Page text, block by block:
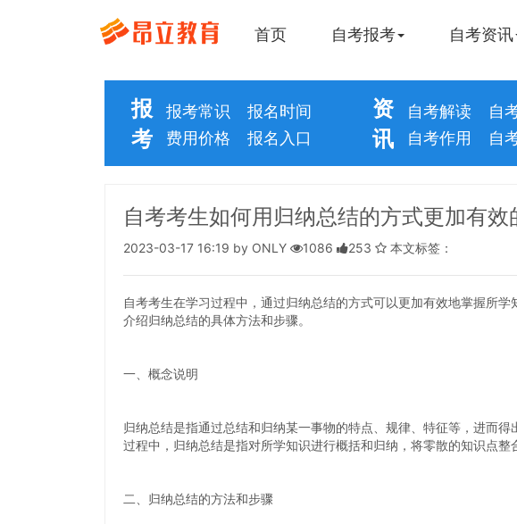
首页 自考报考 自考资讯
报
考
报考常识
报名时间
费用价格
报名入口
资
讯
自考解读
自
自考作用
自
自考考生如何用归纳总结的方式更加有效
2023-03-17 16:19 by ONLY 1086 253 本文标签：
自考考生在学习过程中，通过归纳总结的方式可以更加有效地掌握所
介绍归纳总结的具体方法和步骤。
一、概念说明
归纳总结是指通过总结和归纳某一事物的特点、规律、特征等，进而
过程中，归纳总结是指对所学知识进行概括和归纳，将零散的知识点整
二、归纳总结的方法和步骤